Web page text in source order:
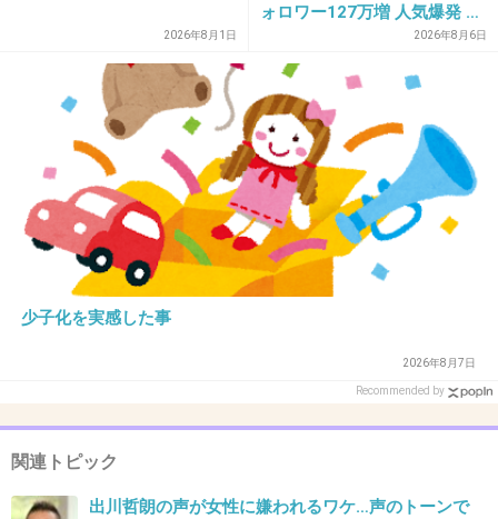
2012/12/08(土) 00:16:06
麒麟の川島
+40 -16
33. 匿名2012/12/08(土) 00:17:00
-14
34. 匿名2012/12/08(土) 00:21:30
2026年8月1日
ォロワー127万増 人気爆発 …
2位 高橋藍 3位 大谷翔平2026年8月6日
少子化を実感した事
2026年8月7日
Recommended by
関連トピック
出川哲朗の声が女性に嫌われるワケ…声のトーンで